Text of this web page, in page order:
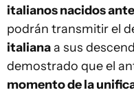
italianos nacidos
podrán transmitir el
italianaa sus
demostrado que el
momento de la